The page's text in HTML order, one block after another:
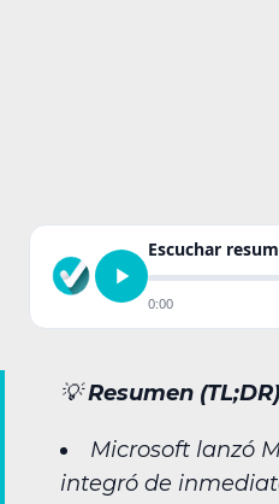
Escuchar
0:00
💡Resumen
Microsoft lanzó
integró de